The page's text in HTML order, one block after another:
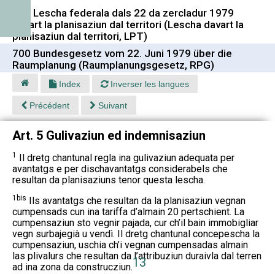
700 Lescha federala dals 22 da zercladur 1979
davart la planisaziun dal territori (Lescha davart la
planisaziun dal territori, LPT)
700 Bundesgesetz vom 22. Juni 1979 über die
Raumplanung (Raumplanungsgesetz, RPG)
Index Inverser les langues
Précédent Suivant
Art. 5 Gulivaziun ed indemnisaziun
1 Il dretg chantunal regla ina gulivaziun adequata per
avantatgs e per dischavantatgs considerabels che
resultan da planisaziuns tenor questa lescha.
1bis Ils avantatgs che resultan da la planisaziun vegnan
cumpensads cun ina tariffa d’almain 20 pertschient. La
cumpensaziun sto vegnir pajada, cur ch’il bain immobigliar
vegn surbajegià u vendì. Il dretg chantunal concepescha la
cumpensaziun, uschia ch’i vegnan cumpensadas almain
las plivalurs che resultan da l’attribuziun duraivla dal terren
ad ina zona da construcziun.13